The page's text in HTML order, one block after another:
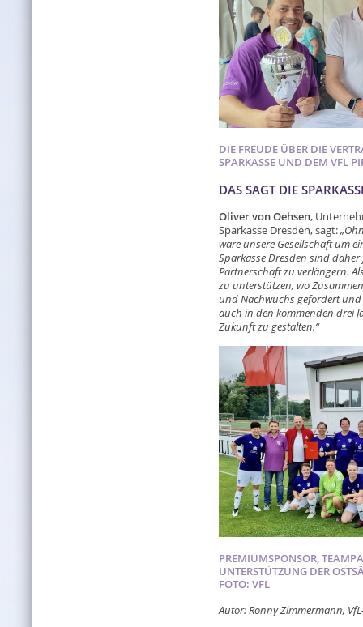
DIE FREUDE ÜBER DIE
SPARKASSE UND DEM VFL
DAS SAGT DIE
Oliver von Oehsen,
Sparkasse Dresden, sagt:
wäre unsere Gesellschaft um
Sparkasse Dresden sind
Partnerschaft zu verlängern.
zu unterstützen, wo
und Nachwuchs gefördert und
auch in den kommenden drei
Zukunft zu gestalten.“
PREMIUMSPONSOR,
UNTERSTÜTZUNG DER
FOTO: VFL
Autor: Ronny Zimmermann,